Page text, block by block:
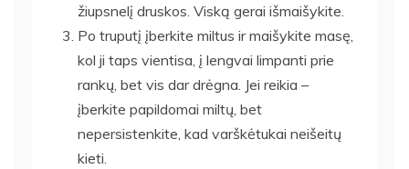
žiupsnelį druskos. Viską gerai išmaišykite.
Po truputį įberkite miltus ir maišykite masę,
kol ji taps vientisa, į lengvai limpanti prie
rankų, bet vis dar drėgna. Jei reikia –
įberkite papildomai miltų, bet
nepersistenkite, kad varškėtukai neišeitų
kieti.